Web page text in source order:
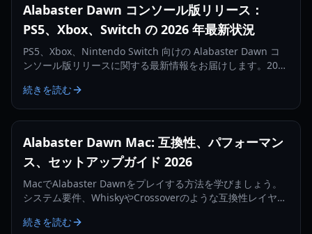
Alabaster Dawn コンソール版リリース：
PS5、Xbox、Switch の 2026 年最新状況
PS5、Xbox、Nintendo Switch 向けの Alabaster Dawn コ
ンソール版リリースに関する最新情報をお届けします。2026
況について解説します。
続きを読む
Alabaster Dawn Mac: 互換性、パフォーマン
ス、セットアップガイド 2026
MacでAlabaster Dawnをプレイする方法を学びましょう。
システム要件、WhiskyやCrossoverのような互換性レイヤ
探ります。
続きを読む